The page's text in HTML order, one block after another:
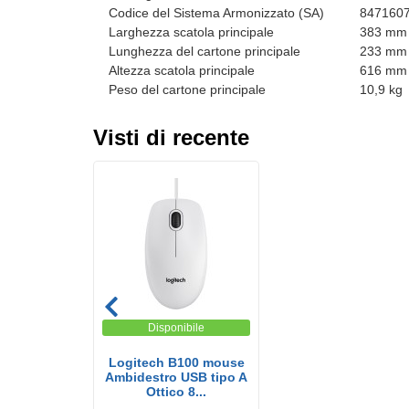
Codice del Sistema Armonizzato (SA)
Larghezza scatola principale
383 mm
Lunghezza del cartone principale
233 mm
Altezza scatola principale
616 mm
Peso del cartone principale
10,9 kg
Visti di recente
Disponibile
Logitech B100 mouse
Ambidestro USB tipo A
Ottico 8...